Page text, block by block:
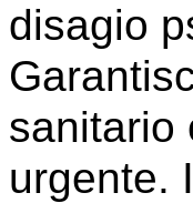
disagio
sanitario
urgente.